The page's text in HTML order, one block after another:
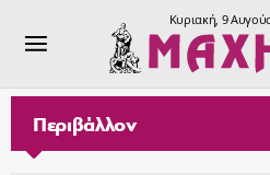
Κυριακή, 9
Περιβάλλον